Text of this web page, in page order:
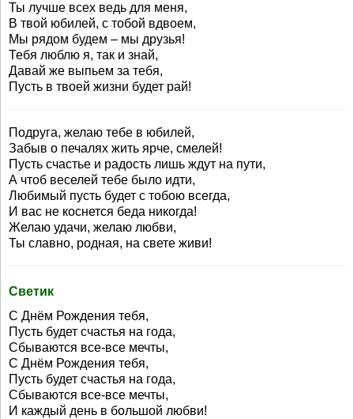
Ты лучше всех ведь для меня,
В твой юбилей, с тобой вдвоем,
Мы рядом будем – мы друзья!
Тебя люблю я, так и знай,
Давай же выпьем за тебя,
Пусть в твоей жизни будет рай!
Подруга, желаю тебе в юбилей,
Забыв о печалях жить ярче, смелей!
Пусть счастье и радость лишь ждут на пути,
А чтоб веселей тебе было идти,
Любимый пусть будет с тобою всегда,
И вас не коснется беда никогда!
Желаю удачи, желаю любви,
Ты славно, родная, на свете живи!
Светик
С Днём Рождения тебя,
Пусть будет счастья на года,
Сбываются все-все мечты,
С Днём Рождения тебя,
Пусть будет счастья на года,
Сбываются все-все мечты,
И каждый день в большой любви!